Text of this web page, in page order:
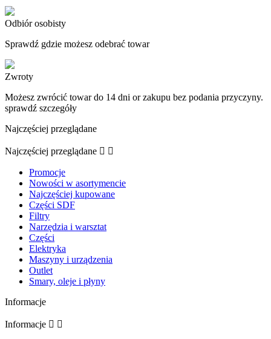
Odbiór osobisty
Sprawdź gdzie możesz odebrać towar
Zwroty
Możesz zwrócić towar do 14 dni or zakupu bez podania przyczyny.
sprawdź szczegóły
Najczęściej przeglądane
Najczęściej przeglądane  
Promocje
Nowości w asortymencie
Najczęściej kupowane
Części SDF
Filtry
Narzędzia i warsztat
Części
Elektryka
Maszyny i urządzenia
Outlet
Smary, oleje i płyny
Informacje
Informacje  